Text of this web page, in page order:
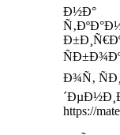
Ð½Ð°
Ð¾Ñ‚
https://